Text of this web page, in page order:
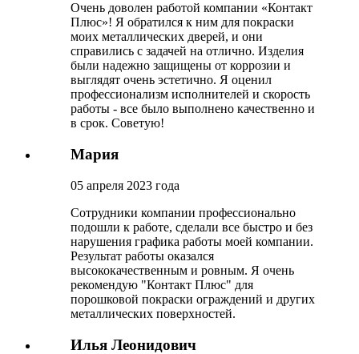
Очень доволен работой компании «Контакт
Плюс»! Я обратился к ним для покраски
моих металлических дверей, и они
справились с задачей на отлично. Изделия
были надежно защищены от коррозии и
выглядят очень эстетично. Я оценил
профессионализм исполнителей и скорость
работы - все было выполнено качественно и
в срок. Советую!
Мария
05 апреля 2023 года
Сотрудники компании профессионально
подошли к работе, сделали все быстро и без
нарушения графика работы моей компании.
Результат работы оказался
высококачественным и ровным. Я очень
рекомендую "Контакт Плюс" для
порошковой покраски ограждений и других
металлических поверхностей.
Илья Леонидович